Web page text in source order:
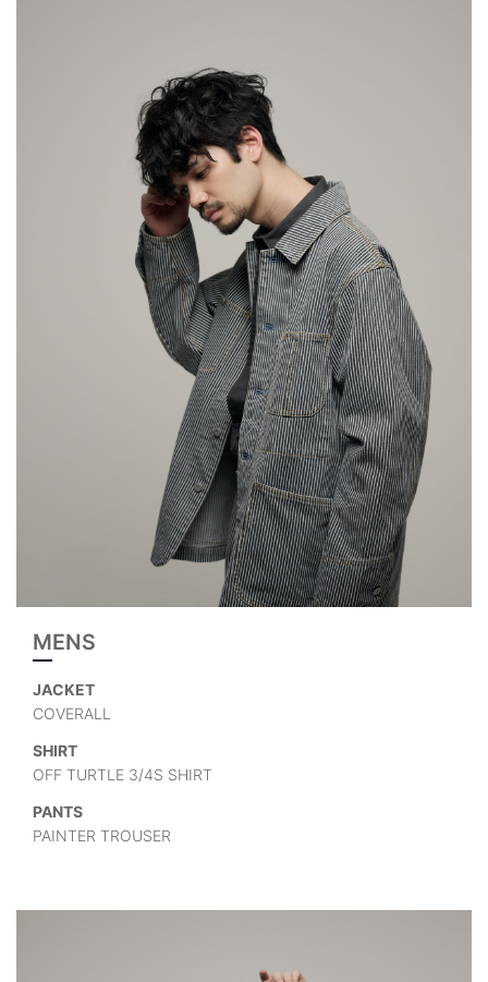
MENS
JACKET
COVERALL
SHIRT
OFF TURTLE 3/4S SHIRT
PANTS
PAINTER TROUSER